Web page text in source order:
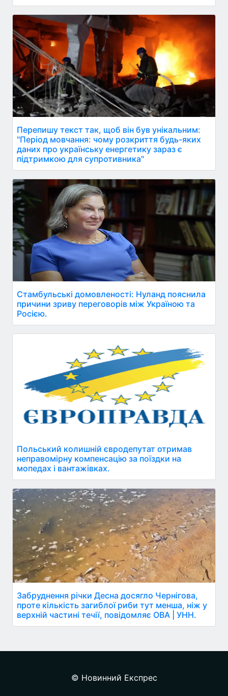
Перепишу текст так, щоб він був унікальним:
"Період мовчання: чому розкриття будь-яких
даних про українську енергетику зараз є
підтримкою для супротивника"
Стамбульські домовленості: Нуланд пояснила
причини зриву переговорів між Україною та
Росією.
Польський колишній євродепутат отримав
неправомірну компенсацію за поїздки на
мопедах і вантажівках.
Забруднення річки Десна досягло Чернігова,
проте кількість загиблої риби тут менша, ніж у
верхній частині течії, повідомляє ОВА | УНН.
© Новинний Експрес